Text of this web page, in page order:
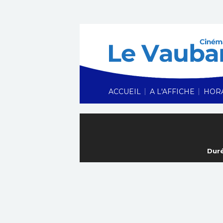
ACCUEIL | A L'AFFICHE |